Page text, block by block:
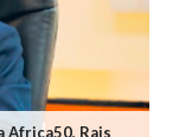
Africa50, Rais